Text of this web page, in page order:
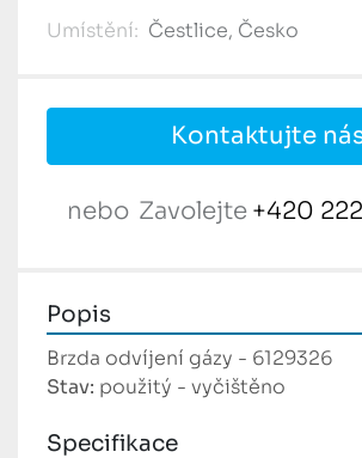
Umístění: Čestlice, Česko
Kontaktujte
nebo Zavolejte +420
Popis
Brzda odvíjení gázy - 6129326
Stav: použitý - vyčištěno
Specifikace